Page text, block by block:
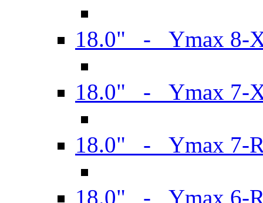
18.0" - Ymax 8-
18.0" - Ymax 7-
18.0" - Ymax 7-
18.0" - Ymax 6-